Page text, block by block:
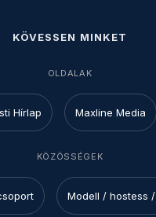
KÖVESSEN MINKET
OLDALAK
Hírlap Maxline Media
KÖZÖSSÉGEK
Modell / hostess